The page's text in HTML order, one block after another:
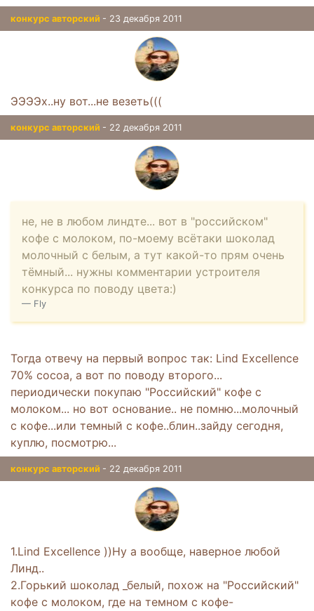
конкурс авторский - 23 декабря 2011
ЭЭЭЭх..ну вот...не везеть(((
конкурс авторский - 22 декабря 2011
не, не в любом линдте... вот в "российском"
кофе с молоком, по-моему всётаки шоколад
молочный с белым, а тут какой-то прям очень
тёмный... нужны комментарии устроителя
конкурса по поводу цвета:)
Fly
Тогда отвечу на первый вопрос так: Lind Excellence
70% cocoa, а вот по поводу второго...
периодически покупаю "Российский" кофе с
молоком... но вот основание.. не помню...молочный
с кофе...или темный с кофе..блин..зайду сегодня,
куплю, посмотрю...
конкурс авторский - 22 декабря 2011
1.Lind Excellence ))Ну а вообще, наверное любой
Линд..
2.Горький шоколад _белый, похож на "Российский"
кофе с молоком, где на темном с кофе-